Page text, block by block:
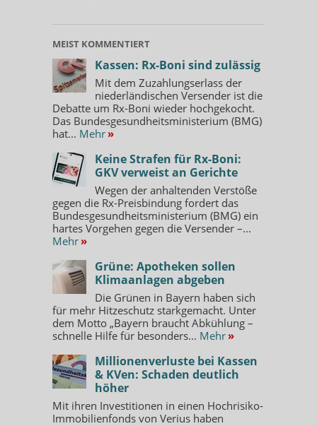
MEIST KOMMENTIERT
Kassen: Rx-Boni sind zulässig
Mit dem Zuzahlungserlass der
niederländischen Versender ist die
Debatte um Rx-Boni wieder hochgekocht.
Das Bundesgesundheitsministerium (BMG)
hat... Mehr »
Keine Strafen für Rx-Boni:
GKV verweist an Gerichte
Wegen der anhaltenden Verstöße
gegen die Rx-Preisbindung fordert das
Bundesgesundheitsministerium (BMG) ein
hartes Vorgehen gegen die Versender –...
Mehr »
Grüne: Apotheken sollen
Klimaanlagen abgeben
Die Grünen in Bayern haben sich
für mehr Hitzeschutz starkgemacht. Unter
dem Motto „Bayern braucht Abkühlung –
schnelle Hilfe für besonders... Mehr »
Millionenverluste bei Kassen
& KVen: Schaden deutlich
höher
Mit ihren Investitionen in einen Hochrisiko-
Immobilienfonds von Verius haben